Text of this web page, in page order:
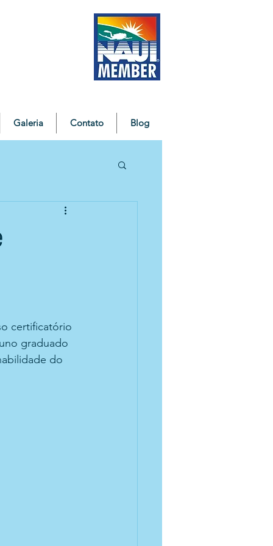
Galeria Contato Blog
certificatório
graduado
do